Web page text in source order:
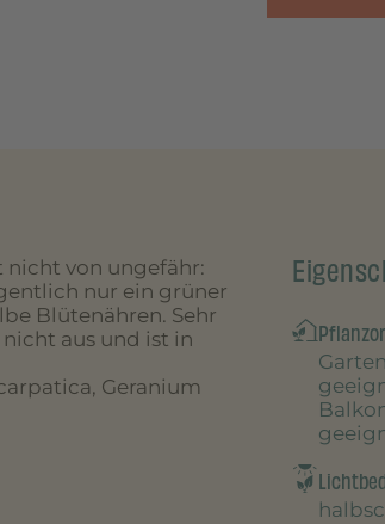
nicht von ungefähr:
nur ein grüner
Blütenähren. Sehr
aus und ist in
Geranium